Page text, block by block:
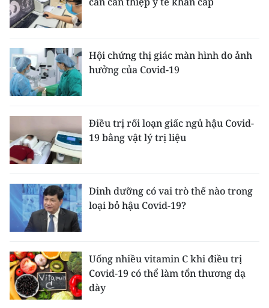
Hội chứng thị giác màn hình do ảnh
hưởng của Covid-19
Điều trị rối loạn giấc ngủ hậu Covid-
19 bằng vật lý trị liệu
Dinh dưỡng có vai trò thế nào trong
loại bỏ hậu Covid-19?
Uống nhiều vitamin C khi điều trị
Covid-19 có thể làm tổn thương dạ
dày